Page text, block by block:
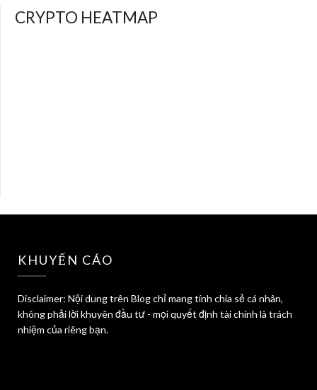
CRYPTO HEATMAP
KHUYẾN CÁO
Disclaimer: Nội dung trên Blog chỉ mang tính chia sẻ cá nhân,
không phải lời khuyên đầu tư - mọi quyết định tài chính là trách
nhiệm của riêng bạn.